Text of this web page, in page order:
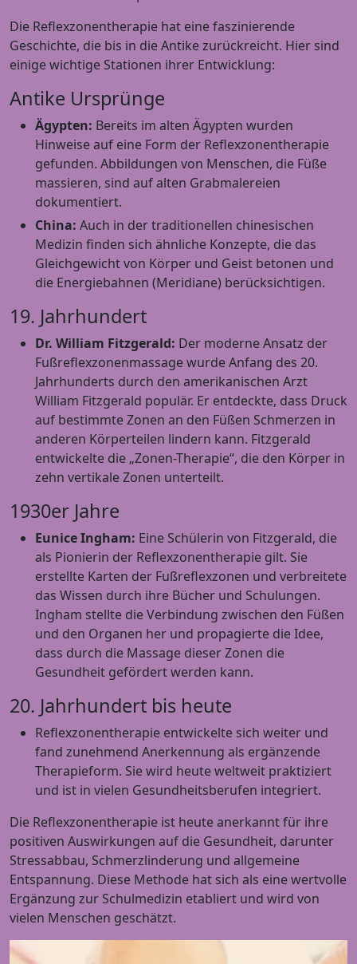
Die Reflexzonentherapie hat eine faszinierende
Geschichte, die bis in die Antike zurückreicht. Hier sind
einige wichtige Stationen ihrer Entwicklung:
Antike Ursprünge
Ägypten: Bereits im alten Ägypten wurden
Hinweise auf eine Form der Reflexzonentherapie
gefunden. Abbildungen von Menschen, die Füße
massieren, sind auf alten Grabmalereien
dokumentiert.
China: Auch in der traditionellen chinesischen
Medizin finden sich ähnliche Konzepte, die das
Gleichgewicht von Körper und Geist betonen und
die Energiebahnen (Meridiane) berücksichtigen.
19. Jahrhundert
Dr. William Fitzgerald: Der moderne Ansatz der
Fußreflexzonenmassage wurde Anfang des 20.
Jahrhunderts durch den amerikanischen Arzt
William Fitzgerald populär. Er entdeckte, dass Druck
auf bestimmte Zonen an den Füßen Schmerzen in
anderen Körperteilen lindern kann. Fitzgerald
entwickelte die „Zonen-Therapie“, die den Körper in
zehn vertikale Zonen unterteilt.
1930er Jahre
Eunice Ingham: Eine Schülerin von Fitzgerald, die
als Pionierin der Reflexzonentherapie gilt. Sie
erstellte Karten der Fußreflexzonen und verbreitete
das Wissen durch ihre Bücher und Schulungen.
Ingham stellte die Verbindung zwischen den Füßen
und den Organen her und propagierte die Idee,
dass durch die Massage dieser Zonen die
Gesundheit gefördert werden kann.
20. Jahrhundert bis heute
Reflexzonentherapie entwickelte sich weiter und
fand zunehmend Anerkennung als ergänzende
Therapieform. Sie wird heute weltweit praktiziert
und ist in vielen Gesundheitsberufen integriert.
Die Reflexzonentherapie ist heute anerkannt für ihre
positiven Auswirkungen auf die Gesundheit, darunter
Stressabbau, Schmerzlinderung und allgemeine
Entspannung. Diese Methode hat sich als eine wertvolle
Ergänzung zur Schulmedizin etabliert und wird von
vielen Menschen geschätzt.